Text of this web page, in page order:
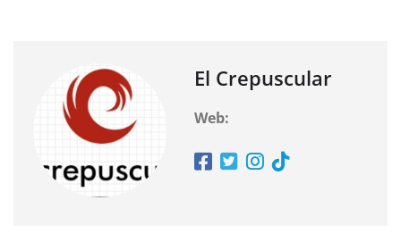
El Crepuscular
Web: